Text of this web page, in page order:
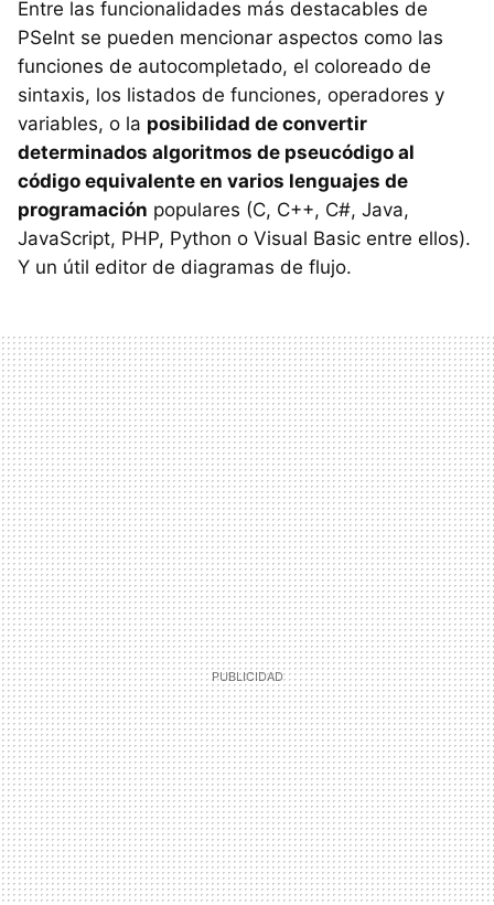
Entre las funcionalidades más destacables de
PSeInt se pueden mencionar aspectos como las
funciones de autocompletado, el coloreado de
sintaxis, los listados de funciones, operadores y
variables, o la posibilidad de convertir
determinados algoritmos de pseucódigo al
código equivalente en varios lenguajes de
programación populares (C, C++, C#, Java,
JavaScript, PHP, Python o Visual Basic entre ellos).
Y un útil editor de diagramas de flujo.